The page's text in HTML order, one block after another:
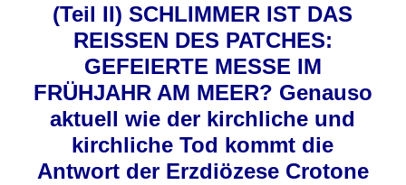
(Teil II)SCHLIMMER IST DAS
REISSEN DES PATCHES:
GEFEIERTE MESSE IM
FRÜHJAHR AM MEER? Genauso
aktuell wie der kirchliche und
kirchliche Tod kommt die
Antwort der Erzdiözese Crotone